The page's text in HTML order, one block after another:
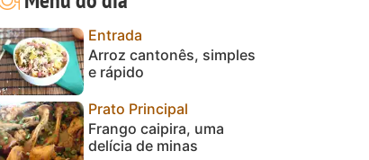
Entrada
Arroz cantonês, simples
e rápido
Prato Principal
Frango caipira, uma
delícia de minas